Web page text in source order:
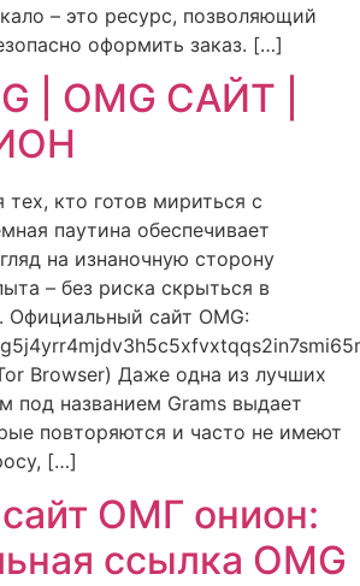
– это ресурс, позволяющий
оформить заказ. […]
| OMG САЙТ |
кто готов мириться с
паутина обеспечивает
на изнаночную сторону
– без риска скрыться в
Официальный сайт OMG:
Browser) Даже одна из лучших
под названием Grams выдает
повторяются и часто не имеют
[…]
ОМГ онион:
ссылка OMG